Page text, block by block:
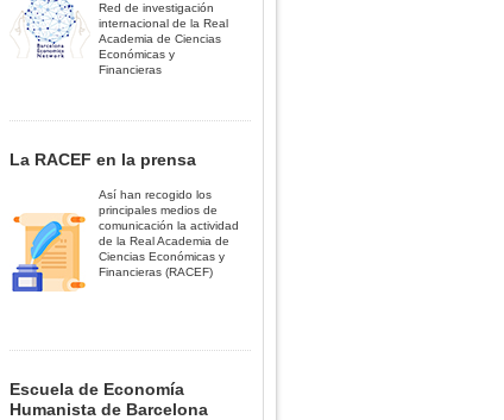
Red de investigación
internacional de la Real
Academia de Ciencias
Económicas y
Financieras
La RACEF en la prensa
Así han recogido los
principales medios de
comunicación la actividad
de la Real Academia de
Ciencias Económicas y
Financieras (RACEF)
Escuela de Economía
Humanista de Barcelona